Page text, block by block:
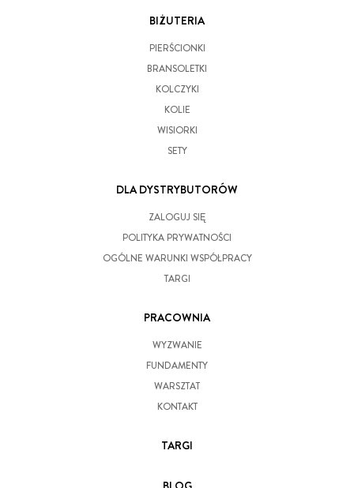
BIŻUTERIA
PIERŚCIONKI
BRANSOLETKI
KOLCZYKI
KOLIE
WISIORKI
SETY
DLA DYSTRYBUTORÓW
ZALOGUJ SIĘ
POLITYKA PRYWATNOŚCI
OGÓLNE WARUNKI WSPÓŁPRACY
TARGI
PRACOWNIA
WYZWANIE
FUNDAMENTY
WARSZTAT
KONTAKT
TARGI